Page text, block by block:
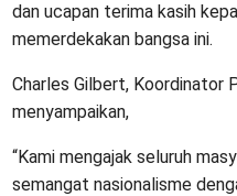
dan ucapan terima kasih
memerdekakan bangsa ini.
Charles Gilbert, Koordinator
menyampaikan,
“Kami mengajak seluruh
semangat nasionalisme